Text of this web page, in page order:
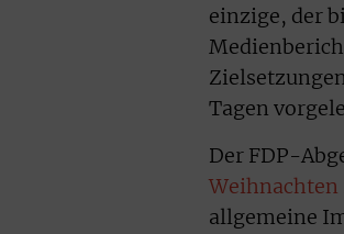
einzige, der
Tagen
Der FDP-
Weihnachten
allgemeine